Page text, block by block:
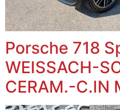
Porsche 718
WEISSACH-
CERAM.-C.IN